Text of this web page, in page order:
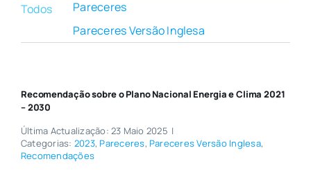
Todos
Pareceres
Pareceres Versão Inglesa
Recomendação sobre o Plano Nacional Energia e Clima 2021
– 2030
Última Actualização: 23 Maio 2025 |
Categorias: 2023,Pareceres, Pareceres Versão Inglesa,
Recomendações